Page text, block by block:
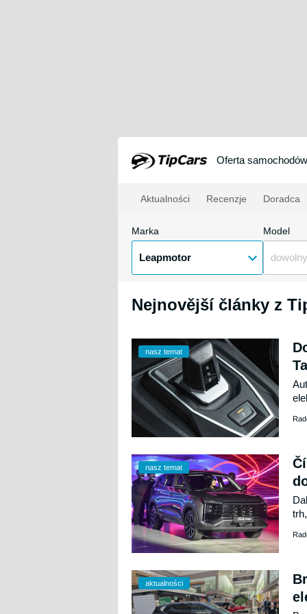
Oferta samochodów
Aktualności Recenzje Doradca
Marka
Leapmotor
Model
dowolny
Nejnovější články z
nasz temat
nasz temat
aktualności